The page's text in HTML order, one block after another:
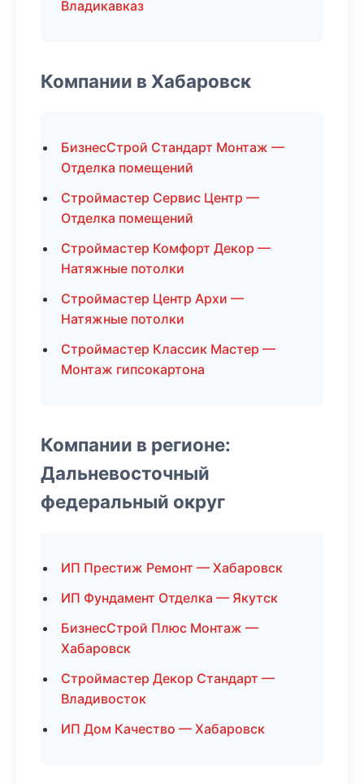
Владикавказ
Компании в Хабаровск
БизнесСтрой Стандарт Монтаж —
Отделка помещений
Строймастер Сервис Центр —
Отделка помещений
Строймастер Комфорт Декор —
Натяжные потолки
Строймастер Центр Архи —
Натяжные потолки
Строймастер Классик Мастер —
Монтаж гипсокартона
Компании в регионе:
Дальневосточный
федеральный округ
ИП Престиж Ремонт — Хабаровск
ИП Фундамент Отделка — Якутск
БизнесСтрой Плюс Монтаж —
Хабаровск
Строймастер Декор Стандарт —
Владивосток
ИП Дом Качество — Хабаровск